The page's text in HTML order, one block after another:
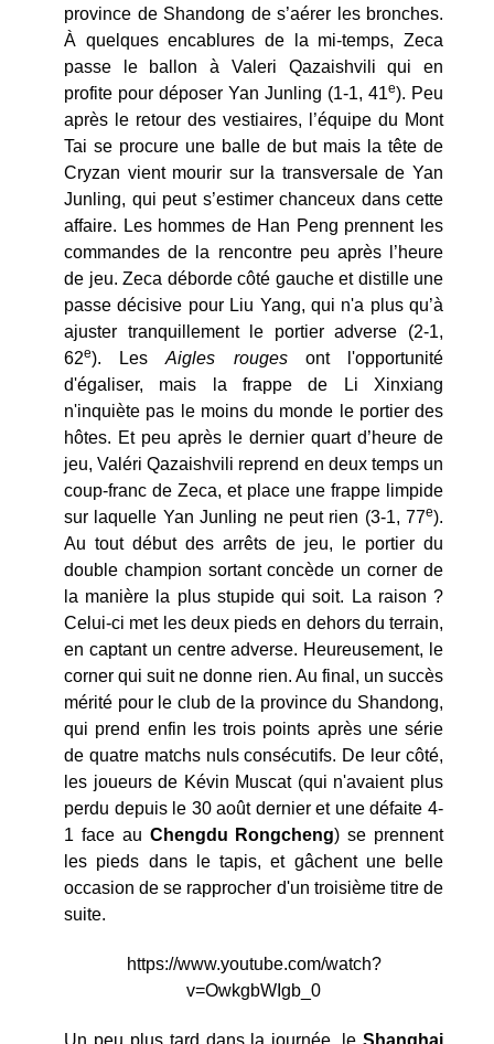
province de Shandong de s’aérer les bronches.
À quelques encablures de la mi-temps, Zeca
passe le ballon à Valeri Qazaishvili qui en
profite pour déposer Yan Junling (1-1, 41e). Peu
après le retour des vestiaires, l’équipe du Mont
Tai se procure une balle de but mais la tête de
Cryzan vient mourir sur la transversale de Yan
Junling, qui peut s’estimer chanceux dans cette
affaire. Les hommes de Han Peng prennent les
commandes de la rencontre peu après l’heure
de jeu. Zeca déborde côté gauche et distille une
passe décisive pour Liu Yang, qui n'a plus qu’à
ajuster tranquillement le portier adverse (2-1,
62e). LesAigles rougesont l'opportunité
d'égaliser, mais la frappe de Li Xinxiang
n'inquiète pas le moins du monde le portier des
hôtes. Et peu après le dernier quart d’heure de
jeu, Valéri Qazaishvili reprend en deux temps un
coup-franc de Zeca, et place une frappe limpide
sur laquelle Yan Junling ne peut rien (3-1, 77e).
Au tout début des arrêts de jeu, le portier du
double champion sortant concède un corner de
la manière la plus stupide qui soit. La raison ?
Celui-ci met les deux pieds en dehors du terrain,
en captant un centre adverse. Heureusement, le
corner qui suit ne donne rien. Au final, un succès
mérité pour le club de la province du Shandong,
qui prend enfin les trois points après une série
de quatre matchs nuls consécutifs. De leur côté,
les joueurs de Kévin Muscat (qui n'avaient plus
perdu depuis le 30 août dernier et une défaite 4-
1 face au Chengdu Rongcheng) se prennent
les pieds dans le tapis, et gâchent une belle
occasion de se rapprocher d'un troisième titre de
suite.
https://www.youtube.com/watch?
v=OwkgbWIgb_0
Un peu plus tard dans la journée, le Shanghai